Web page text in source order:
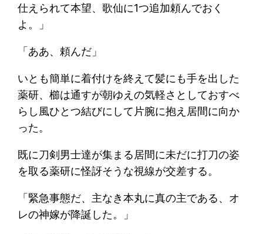
仕えられて本望、歌仙に1つ追加頼んでおく
よ。」
「ああ、頼んだ」
いとも簡単に着付けを終えて髪にも手を出した
薬研、櫛は通すが朝ゆえの気軽さとしておすべ
らし風ひとつ結びにして片腕に抱え居間に向か
った。
既に刀剣男士達が集まる居間に未だに打刀の姿
を取る薬研に怪訝そうな視線が交差する。
「緊急事態だ、主なき本丸に真の主である、オ
レの神嫁が降誕した。」